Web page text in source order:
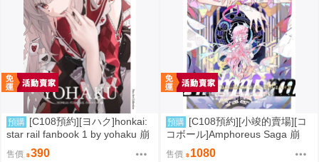
預購 [C108預約][ヨハク]honkai:
star rail fanbook 1 by yohaku 崩
壞：星穹鐵道 同人誌id=3767971
售價 390
預購 [C108預約][小竣的賣場][コ
コボール]Amphoreus Saga 崩
壞：星穹鐵道 同人誌id=3745928
售價 1080